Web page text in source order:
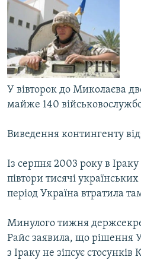
МУЛЬТИМЕДІА
ФОТО
СПЕЦПРОЄКТИ
ПОДКАСТИ
КТАТ
ДОЛУЧАЙСЯ!
У вівторок до Миколаєва
майже 140
Виведення контингенту
Із серпня 2003 року в
півтори тисячі
період Україна втратила
Минулого тижня
Райс заявила, що рішення
з Іраку не зіпсує